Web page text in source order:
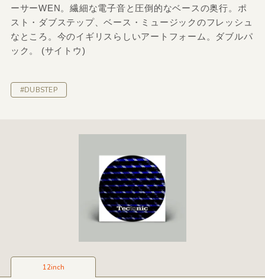
ーサーWEN。繊細な電子音と圧倒的なベースの奥行。ポ
スト・ダブステップ、ベース・ミュージックのフレッシュ
なところ。今のイギリスらしいアートフォーム。ダブルパ
ック。 (サイトウ)
#DUBSTEP
12inch